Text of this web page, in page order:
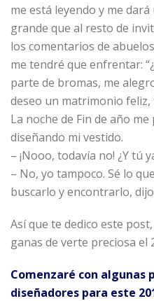
me está leyendo y me
grande que al resto de
los comentarios de
me tendré que enfrentar:
parte de bromas, me
deseo un matrimonio
La noche de Fin de año
diseñando mi vestido.
– ¡Nooo, todavía no! ¿Y tú
– No, yo tampoco. Sé lo
buscarlo y encontrarlo,
Así que te dedico este
ganas de verte preciosa el
Comenzaré con
diseñadores para este